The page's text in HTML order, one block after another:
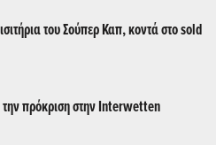
του Σούπερ Καπ, κοντά στο sold
πρόκριση στην Interwetten